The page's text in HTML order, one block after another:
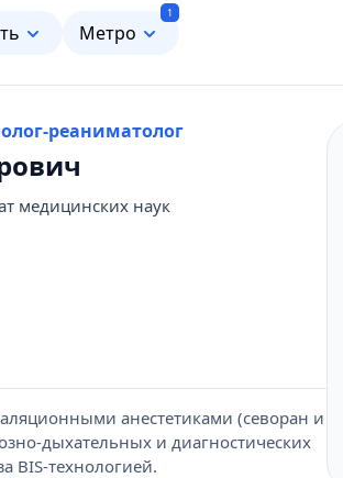
Метро
1
реаниматолог
медицинских наук
анестетиками (севоран и
дыхательных и диагностических
BIS-технологией.